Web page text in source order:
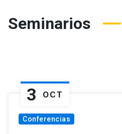
Seminarios
3 OCT
Conferencias